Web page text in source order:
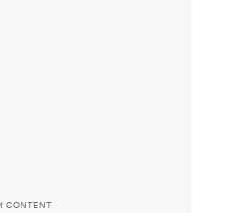
CONTENT